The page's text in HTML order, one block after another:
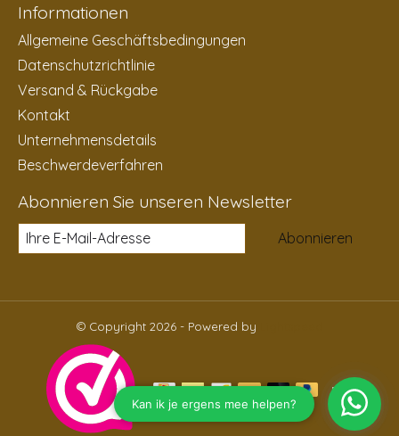
Informationen
Allgemeine Geschäftsbedingungen
Datenschutzrichtlinie
Versand & Rückgabe
Kontakt
Unternehmensdetails
Beschwerdeverfahren
Abonnieren Sie unseren Newsletter
Abonnieren
© Copyright 2026 - Powered by
DE